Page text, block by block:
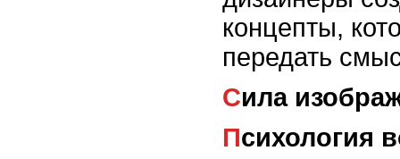
концепты,
передать
Сила
Психология